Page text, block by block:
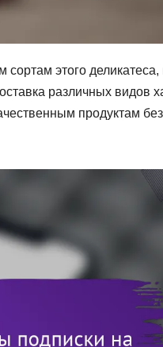
этого деликатеса,
различных видов
продуктам